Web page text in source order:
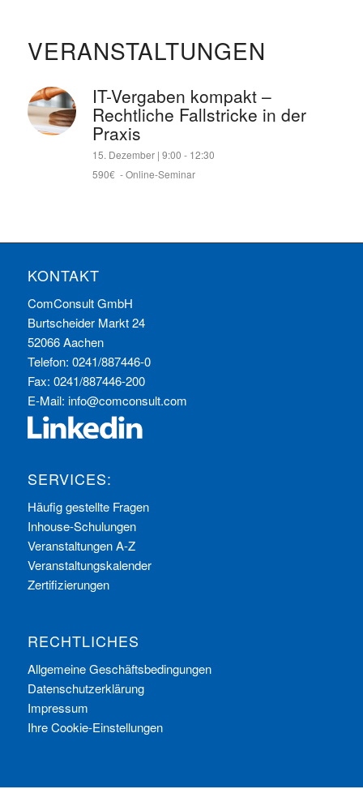
VERANSTALTUNGEN
IT-Vergaben kompakt –
Rechtliche Fallstricke in der
Praxis
15. Dezember | 9:00 - 12:30
590€ -Online-Seminar
KONTAKT
ComConsult GmbH
Burtscheider Markt 24
52066 Aachen
Telefon: 0241/887446-0
Fax: 0241/887446-200
E-Mail: info@comconsult.com
SERVICES:
Häufig gestellte Fragen
Inhouse-Schulungen
Veranstaltungen A-Z
Veranstaltungskalender
Zertifizierungen
RECHTLICHES
Allgemeine Geschäftsbedingungen
Datenschutzerklärung
Impressum
Ihre Cookie-Einstellungen